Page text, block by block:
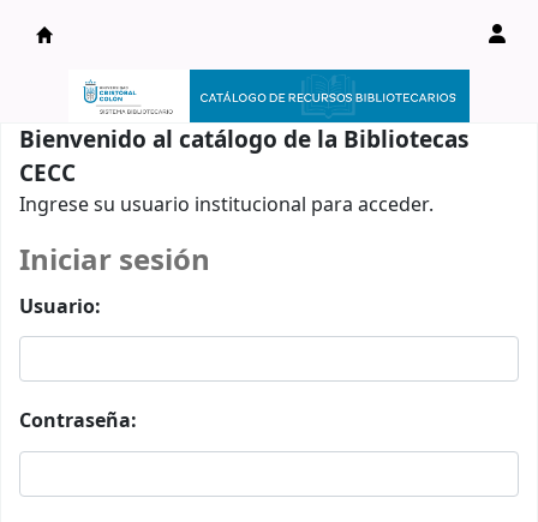
Catálogo en línea
Bienvenido al catálogo de la Bibliotecas
CECC
Ingrese su usuario institucional para acceder.
Iniciar sesión
Usuario:
Contraseña: